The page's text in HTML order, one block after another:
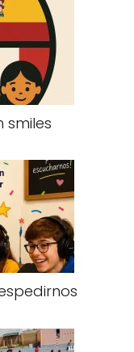
smiles